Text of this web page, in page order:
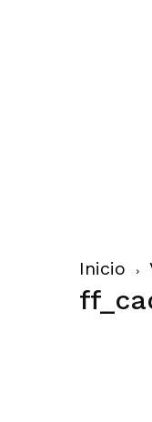
Inicio